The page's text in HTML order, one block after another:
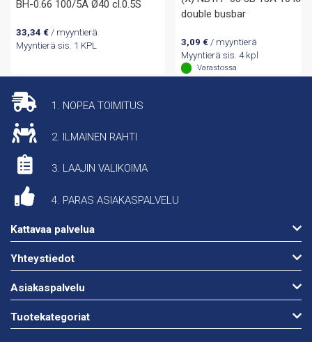
BH-0.66 100/5A Ø40 cl.0.5S
33,34 €/ myyntierä
Myyntierä sis. 1 KPL
double busbar
3,09 € / myyntierä
Myyntierä sis. 4 kpl
Varastossa
1. NOPEA TOIMITUS
2. ILMAINEN RAHTI
3. LAAJIN VALIKOIMA
4. PARAS ASIAKASPALVELU
Kattavaa palvelua
Yhteystiedot
Asiakaspalvelu
Tuotekategoriat